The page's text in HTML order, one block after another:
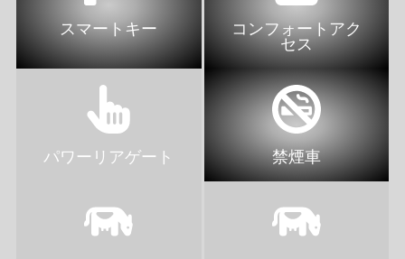
スマートキー
コンフォートアク
セス
パワーリアゲート 禁煙車